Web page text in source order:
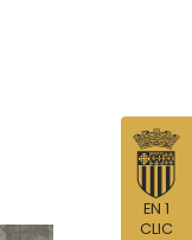
EN 1
CLIC